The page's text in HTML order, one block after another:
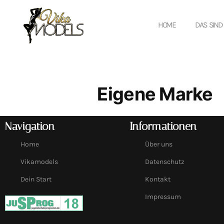
HOME DAS SIND
Eigene Marke
Navigation
Home
Vikamodels
Dein Start
Informationen
Über uns
Datenschutz
Kontakt
Impressum